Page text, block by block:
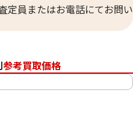
定員またはお電話にてお問い
参考買取価格